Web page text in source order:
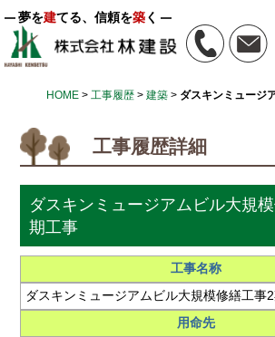
夢を建てる、信頼を築く
HOME >工事履歴 >建築 > ダスキンミュージ
工事履歴詳細
ダスキンミュージアムビル大規
期工事
工事名称
ダスキンミュージアムビル大規模修繕工事
用命先